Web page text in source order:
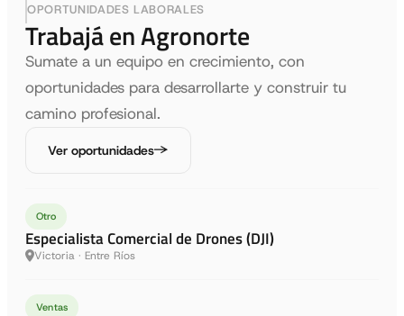
OPORTUNIDADES LABORALES
Trabajá en Agronorte
Sumate a un equipo en crecimiento, con
oportunidades para desarrollarte y construir tu
camino profesional.
Ver oportunidades
Otro
Especialista Comercial de Drones (DJI)
Victoria · Entre Ríos
Ventas